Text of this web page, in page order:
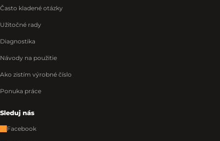
Často kladené otázky
Užitočné rady
Diagnostika
Návody na použitie
Ako zistím výrobné číslo
Ponuka práce
Sleduj nás
Facebook